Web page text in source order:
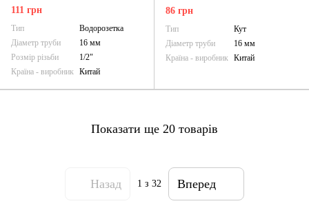
111 грн
Тип
Водорозетка
Діаметр труби
16 мм
Розмір різьби
1/2"
Країна - виробник Китай
86 грн
Тип
Кут
Діаметр труби
16 мм
Країна - виробник Китай
Показати ще 20 товарів
Назад 1 з 32 Вперед